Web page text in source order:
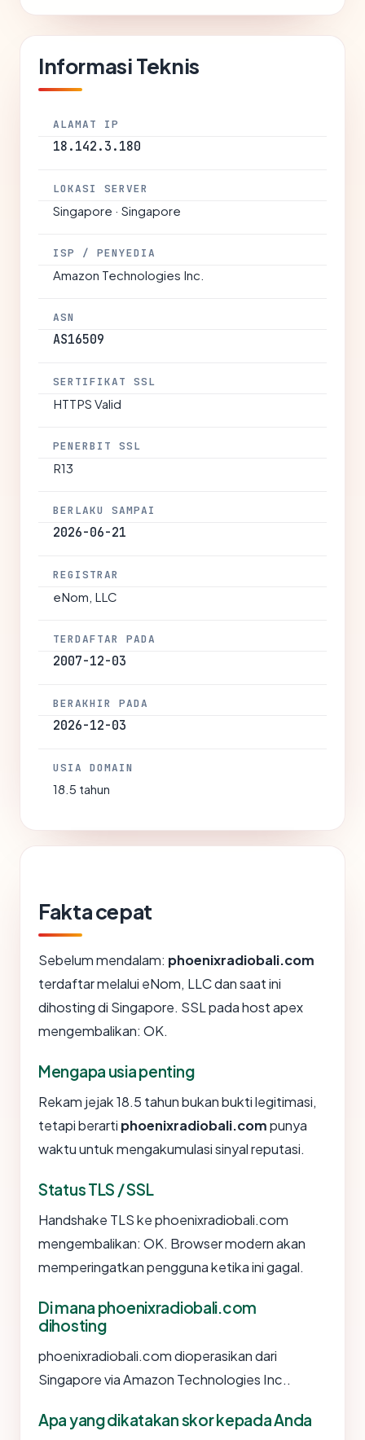
Informasi Teknis
ALAMAT IP
18.142.3.180
LOKASI SERVER
Singapore · Singapore
ISP / PENYEDIA
Amazon Technologies Inc.
ASN
AS16509
SERTIFIKAT SSL
HTTPS Valid
PENERBIT SSL
R13
BERLAKU SAMPAI
2026-06-21
REGISTRAR
eNom, LLC
TERDAFTAR PADA
2007-12-03
BERAKHIR PADA
2026-12-03
USIA DOMAIN
18.5 tahun
Fakta cepat
Sebelum mendalam: phoenixradiobali.com
terdaftar melalui eNom, LLC dan saat ini
dihosting di Singapore. SSL pada host apex
mengembalikan: OK.
Mengapa usia penting
Rekam jejak 18.5 tahun bukan bukti legitimasi,
tetapi berarti phoenixradiobali.compunya
waktu untuk mengakumulasi sinyal reputasi.
Status TLS / SSL
Handshake TLS ke phoenixradiobali.com
mengembalikan: OK. Browser modern akan
memperingatkan pengguna ketika ini gagal.
Di mana phoenixradiobali.com
dihosting
phoenixradiobali.com dioperasikan dari
Singapore via Amazon Technologies Inc..
Apa yang dikatakan skor kepada Anda